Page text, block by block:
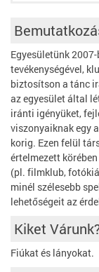
Egyesületünk
tevékenységével,
biztosítson a tánc
az egyesület által
iránti igényüket,
viszonyaiknak egy
korig. Ezen felül
értelmezett
(pl. filmklub,
minél szélesebb
lehetőségeit az
Kiket
Fiúkat és lányokat.